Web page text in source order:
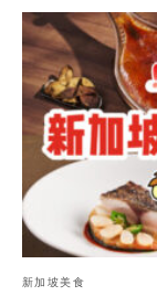
新加坡美食